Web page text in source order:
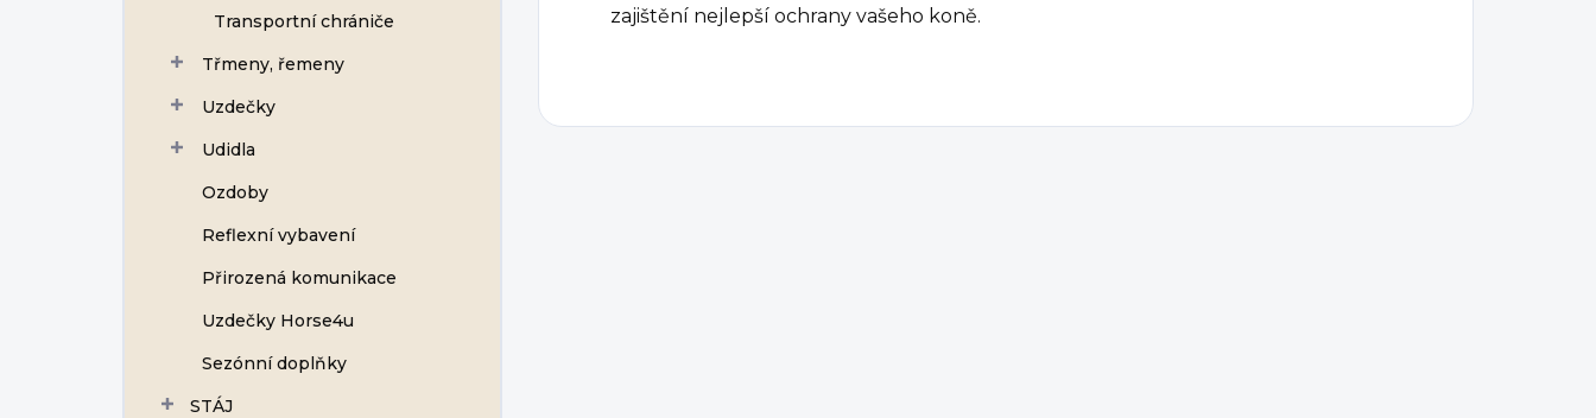
Transportní chrániče
Třmeny, řemeny
Uzdečky
Udidla
Ozdoby
Reflexní vybavení
Přirozená komunikace
Uzdečky Horse4u
Sezónní doplňky
STÁJ
zajištění nejlepší ochrany vašeho koně.